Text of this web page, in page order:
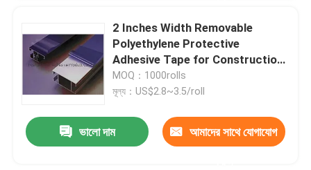
2 Inches Width Removable
Polyethylene Protective
Adhesive Tape for Construction
and Painting
MOQ：1000rolls
মূল্য：US$2.8~3.5/roll
ভালো দাম আমাদের সাথে যোগাযোগ